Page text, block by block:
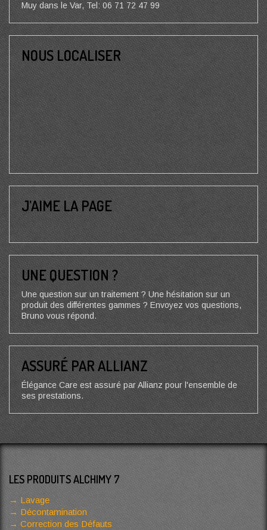
Muy dans le Var, Tel: 06 71 72 47 99
NOUS LOCALISER
J’AIME LA PAGE
UNE QUESTION ?
Une question sur un traitement ? Une hésitation sur un
produit des différentes gammes ? Envoyez vos questions,
Bruno vous répond.
ASSURÉ PAR ALLIANZ
Élégance Care est assuré par Allianz pour l'ensemble de
ses prestations.
LES PRODUITS ALCHIMY 7
Lavage
Décontamination
Correction des Défauts